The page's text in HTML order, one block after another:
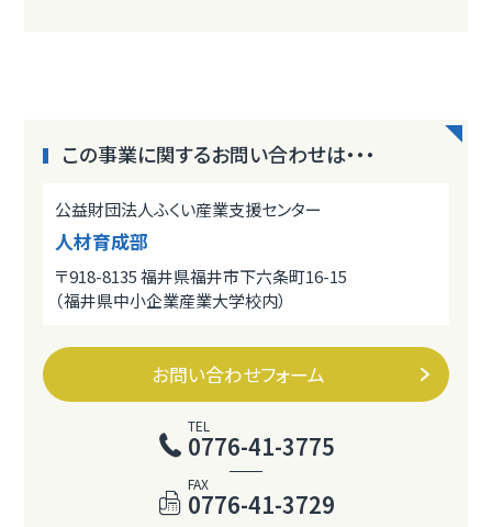
この事業に関するお問い合わせは・・・
公益財団法人ふくい産業支援センター
人材育成部
〒918-8135 福井県福井市下六条町16-15
（福井県中小企業産業大学校内）
お問い合わせフォーム
TEL
0776-41-3775
FAX
0776-41-3729